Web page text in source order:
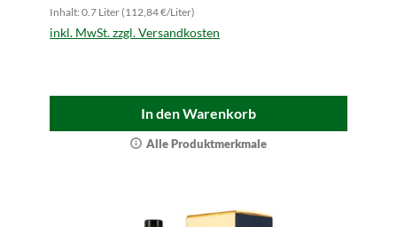
Inhalt: 0.7 Liter (112,84 €/Liter)
inkl. MwSt. zzgl. Versandkosten
In den Warenkorb
Alle Produktmerkmale